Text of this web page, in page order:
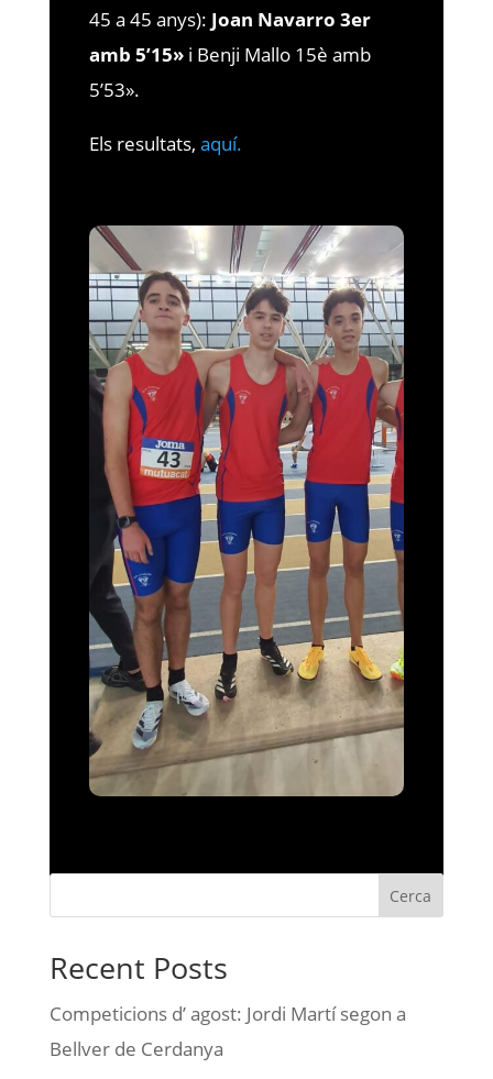
45 a 45 anys): Joan Navarro 3er
amb 5’15»i Benji Mallo 15è amb
5’53».
Els resultats, aquí.
Cerca
Recent Posts
Competicions d’ agost: Jordi Martí segon a
Bellver de Cerdanya